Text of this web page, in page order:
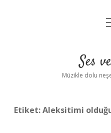
Ses
Müzikle dolu
Etiket:Aleksitimi